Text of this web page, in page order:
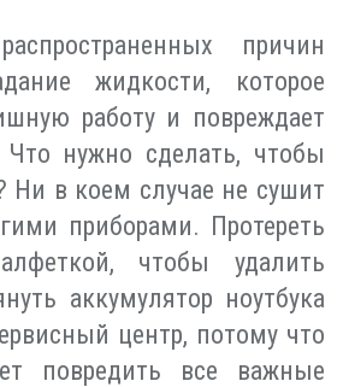
причин
жидкости, которое
работу и повреждает
Что нужно сделать, чтобы
Ни в коем случае не сушит
приборами. Протереть
чтобы удалить
аккумулятор ноутбука
центр, потому что
повредить все важные